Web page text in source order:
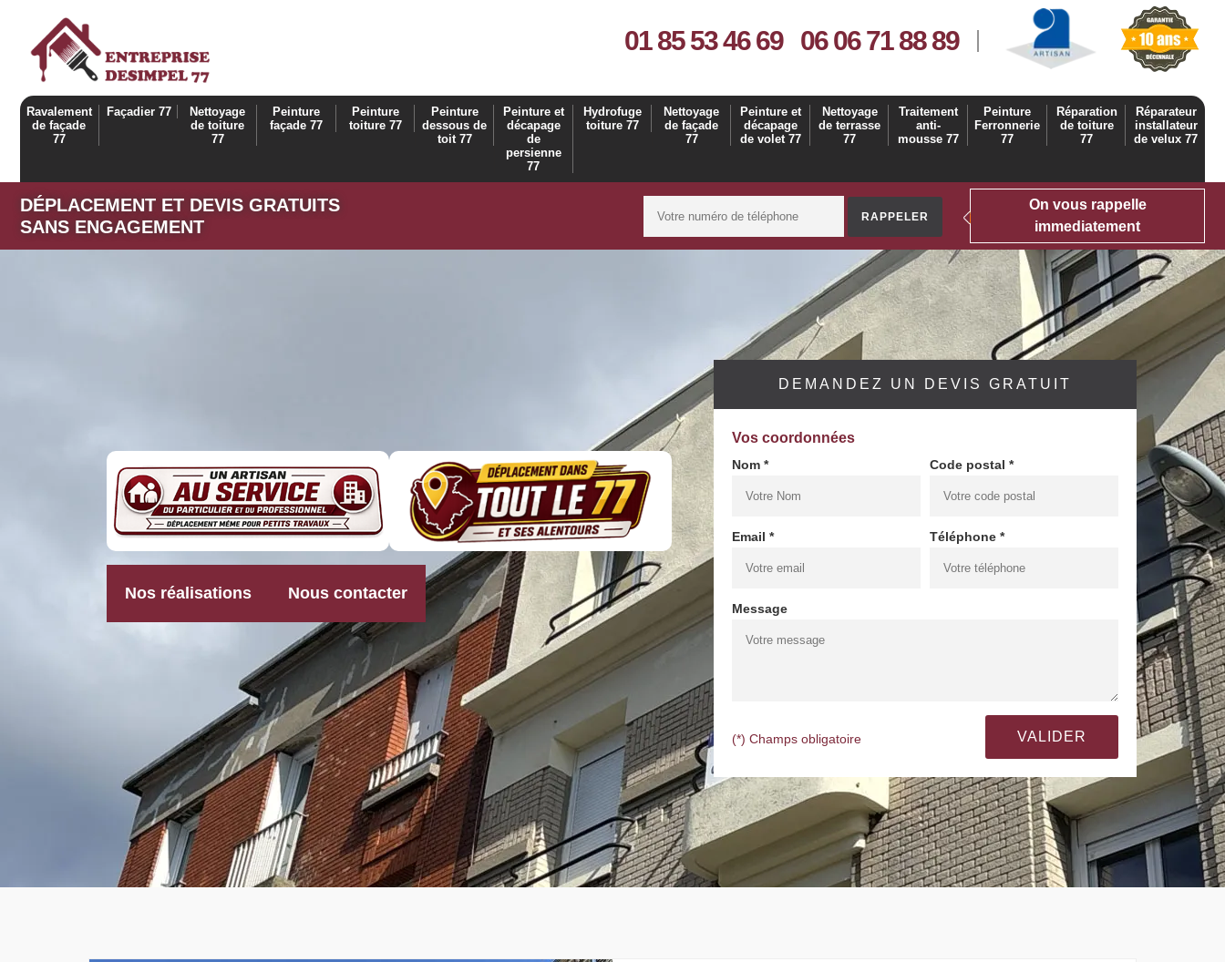
01 85 53 46 69 06 06 71 88 89
Ravalement
de façade
77
Façadier 77
Nettoyage
de toiture
77
Peinture
façade 77
Peinture
toiture 77
Peinture
dessous de
toit 77
Peinture et
décapage
de
persienne
77
Hydrofuge
toiture 77
Nettoyage
de façade
77
Peinture et
décapage
de volet 77
Nettoyage
de terrasse
77
Traitement
anti-
mousse 77
Peinture
Ferronnerie
77
Réparation
de toiture
77
Réparateur
installateur
de velux 77
DÉPLACEMENT ET DEVIS GRATUITS
SANS ENGAGEMENT
On vous rappelle
immediatement
Nos réalisations Nous contacter
DEMANDEZ UN DEVIS GRATUIT
Vos coordonnées
Nom * Code postal *
Email * Téléphone *
Message
(*) Champs obligatoire